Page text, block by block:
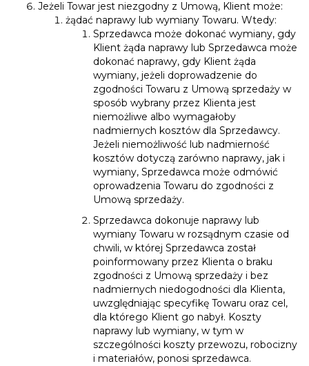
Jeżeli Towar jest niezgodny z Umową, Klient może:
żądać naprawy lub wymiany Towaru. Wtedy:
Sprzedawca może dokonać wymiany, gdy
Klient żąda naprawy lub Sprzedawca może
dokonać naprawy, gdy Klient żąda
wymiany, jeżeli doprowadzenie do
zgodności Towaru z Umową sprzedaży w
sposób wybrany przez Klienta jest
niemożliwe albo wymagałoby
nadmiernych kosztów dla Sprzedawcy.
Jeżeli niemożliwość lub nadmierność
kosztów dotyczą zarówno naprawy, jak i
wymiany, Sprzedawca może odmówić
oprowadzenia Towaru do zgodności z
Umową sprzedaży.
Sprzedawca dokonuje naprawy lub
wymiany Towaru w rozsądnym czasie od
chwili, w której Sprzedawca został
poinformowany przez Klienta o braku
zgodności z Umową sprzedaży i bez
nadmiernych niedogodności dla Klienta,
uwzględniając specyfikę Towaru oraz cel,
dla którego Klient go nabył. Koszty
naprawy lub wymiany, w tym w
szczególności koszty przewozu, robocizny
i materiałów, ponosi sprzedawca.